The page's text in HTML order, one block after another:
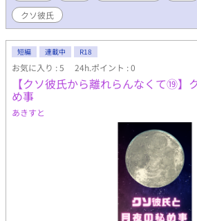
クソ彼氏
短編 連載中 R18
お気に入り : 5 24h.ポイント : 0
【クソ彼氏から離れらんなくて⑲】
め事
あきすと